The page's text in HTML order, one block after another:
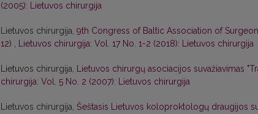
(2005): Lietuvos chirurgija
Lietuvos chirurgija, 9th Congress of Baltic Association of
12) , Lietuvos chirurgija: Vol. 17 No. 1-2 (2018): Lietuvos chirurgija
Lietuvos chirurgija, Lietuvos chirurgų asociacijos suvažiavimas
chirurgija: Vol. 5 No. 2 (2007): Lietuvos chirurgija
Lietuvos chirurgija, Šeštasis Lietuvos koloproktologų draugijos